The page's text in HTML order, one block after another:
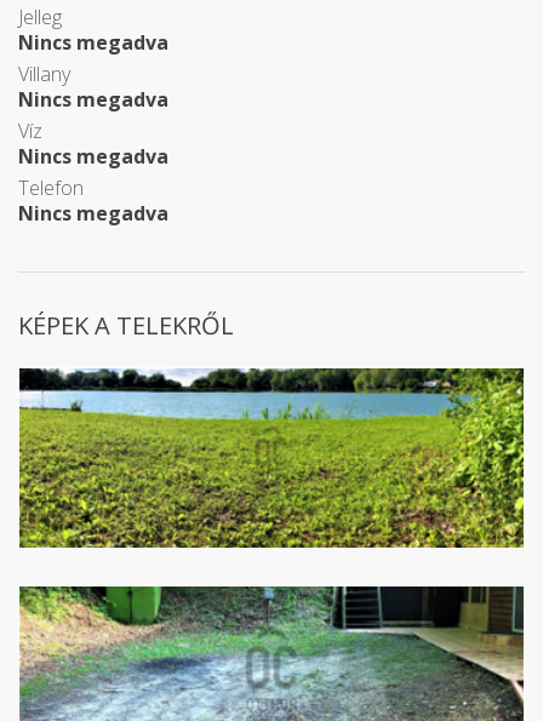
Jelleg
Nincs megadva
Villany
Nincs megadva
Víz
Nincs megadva
Telefon
Nincs megadva
KÉPEK A TELEKRŐL